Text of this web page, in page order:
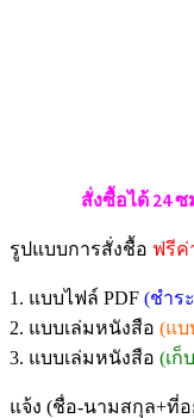
สั่งซื้อได้ 24 ซ
รูปแบบการสั่งชื้อ ฟรีค่
1. แบบไฟล์ PDF (ชำร
2. แบบเล่มหนังสือ (แบ
3. แบบเล่มหนังสือ (เก็
แจ้ง (ชื่อ-นามสกุล+ที่อ